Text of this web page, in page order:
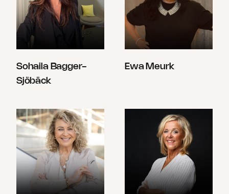
Sohaila Bagger-
Sjöbäck
Ewa Meurk